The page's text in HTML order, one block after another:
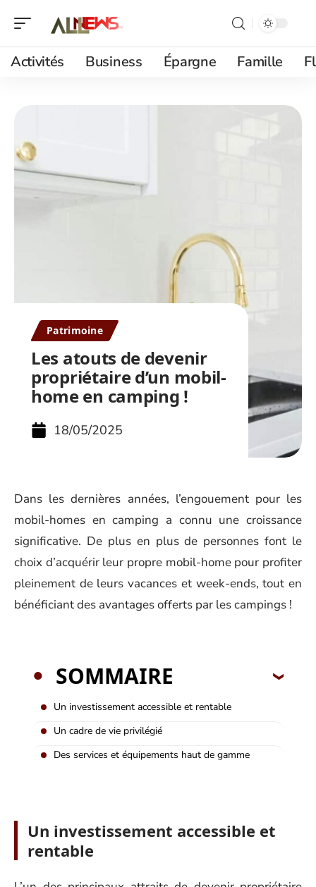
Activités Business Épargne Famille
Patrimoine
Les atouts de devenir
propriétaire d’un mobil-
home en camping !
18/05/2025
Dans les dernières années, l’engouement pour les
mobil-homes en camping a connu une croissance
significative. De plus en plus de personnes font le
choix d’acquérir leur propre mobil-home pour profiter
pleinement de leurs vacances et week-ends, tout en
bénéficiant des avantages offerts par les campings !
SOMMAIRE
Un investissement accessible et rentable
Un cadre de vie privilégié
Des services et équipements haut de gamme
Un investissement accessible et
rentable